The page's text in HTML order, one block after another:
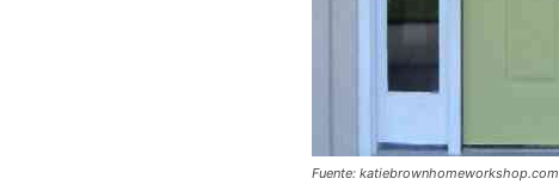
Fuente: katiebrownhomeworkshop.com